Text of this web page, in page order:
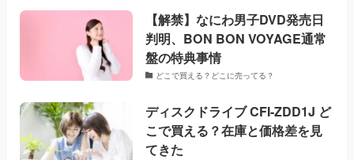
【解禁】なにわ男子DVD発売日
判明、BON BON VOYAGE通常
盤の特典事情
どこで買える？どこに売ってる？
ディスクドライブ CFI-ZDD1J ど
こで買える？在庫と価格差を見
てきた